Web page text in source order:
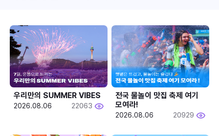
우리만의 SUMMER VIBES
2026.08.06 22063
전국 물놀이 맛집 축제 여기
모여라!
2026.08.06 20929